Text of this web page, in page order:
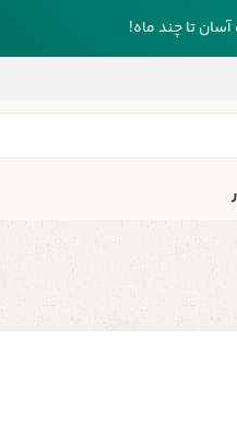
تا چند ماه!